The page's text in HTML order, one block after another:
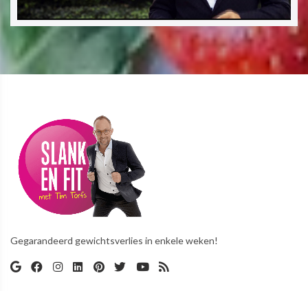
Gegarandeerd gewichtsverlies in enkele weken!